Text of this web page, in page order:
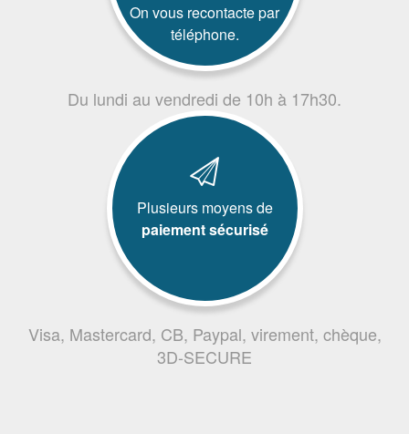
On vous recontacte par
téléphone.
Du lundi au vendredi de 10h à 17h30.
Plusieurs moyens de
paiement sécurisé
Visa, Mastercard, CB, Paypal, virement, chèque,
3D-SECURE